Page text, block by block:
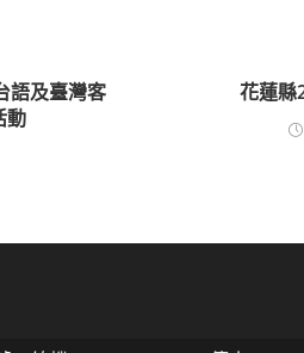
語及臺灣客
動
花蓮縣